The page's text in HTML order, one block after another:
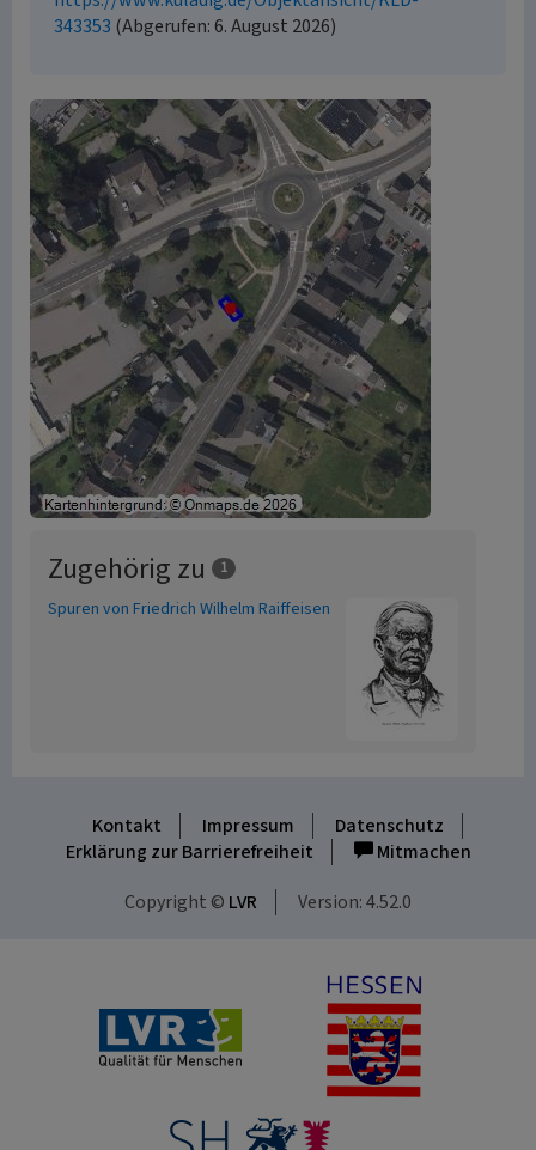
343353 (Abgerufen: 6. August 2026)
Zugehörig zu 1
Spuren von Friedrich Wilhelm Raiffeisen
Kontakt Impressum
Datenschutz
Erklärung zur Barrierefreiheit
Mitmachen
Copyright © LVR Version: 4.52.0